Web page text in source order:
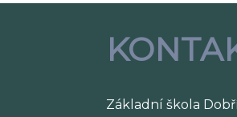
Základní škola